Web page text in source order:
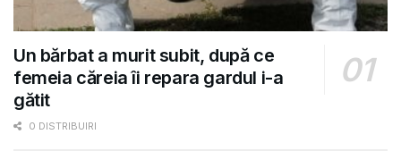
Un bărbat a murit subit, după ce
femeia căreia îi repara gardul i-a
gătit
0 DISTRIBUIRI